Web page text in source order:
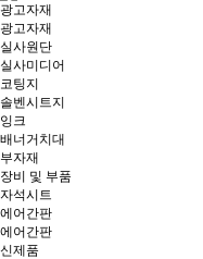
광고자재
광고자재
실사원단
실사미디어
코팅지
솔벤시트지
잉크
배너거치대
부자재
장비 및 부품
자석시트
에어간판
에어간판
신제품